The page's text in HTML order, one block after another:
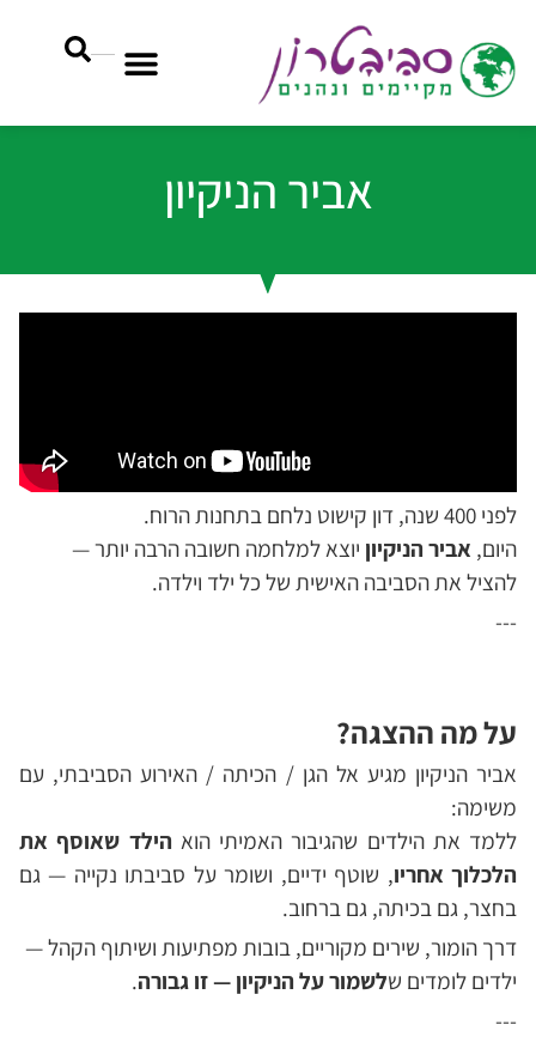
אביר הניקיון
לפני 400 שנה, דון קישוט נלחם בתחנות הרוח.
היום, אביר הניקיון יוצא למלחמה חשובה הרבה יותר —
להציל את הסביבה האישית של כל ילד וילדה.
---
על מה ההצגה?
אביר הניקיון מגיע אל הגן / הכיתה / האירוע הסביבתי, עם
משימה:
ללמד את הילדים שהגיבור האמיתי הוא הילד שאוסף את
הלכלוך אחריו, שוטף ידיים, ושומר על סביבתו נקייה — גם
בחצר, גם בכיתה, גם ברחוב.
דרך הומור, שירים מקוריים, בובות מפתיעות ושיתוף הקהל —
ילדים לומדים שלשמור על הניקיון— זו גבורה.
---